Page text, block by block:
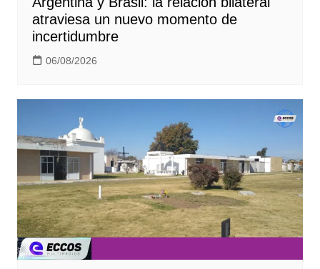
atraviesa un nuevo momento de
incertidumbre
06/08/2026